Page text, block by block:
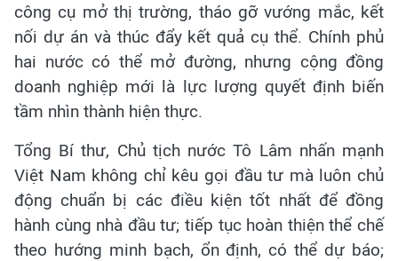
công cụ mở thị trường, tháo gỡ vướng mắc, kết
nối dự án và thúc đẩy kết quả cụ thể. Chính phủ
hai nước có thể mở đường, nhưng cộng đồng
doanh nghiệp mới là lực lượng quyết định biến
tầm nhìn thành hiện thực.
Tổng Bí thư, Chủ tịch nước Tô Lâm nhấn mạnh
Việt Nam không chỉ kêu gọi đầu tư mà luôn chủ
động chuẩn bị các điều kiện tốt nhất để đồng
hành cùng nhà đầu tư; tiếp tục hoàn thiện thể chế
theo hướng minh bạch, ổn định, có thể dự báo;